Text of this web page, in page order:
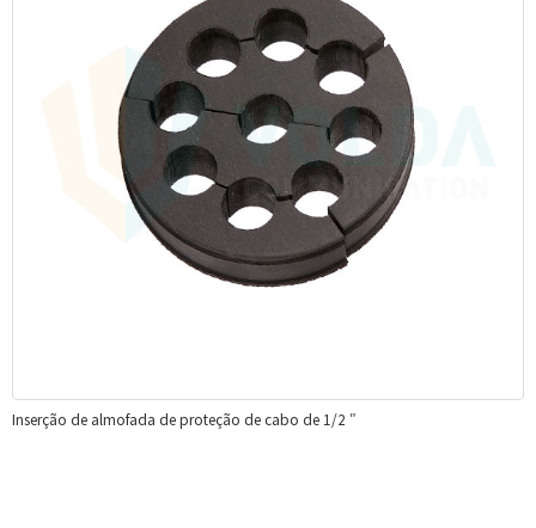
Inserção de almofada de proteção de cabo de 1/2 ″